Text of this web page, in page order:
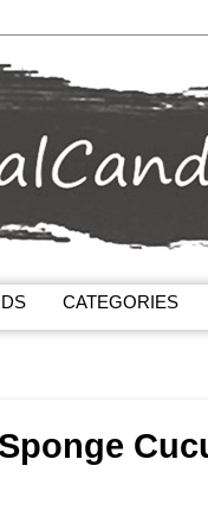
CATEGORIES